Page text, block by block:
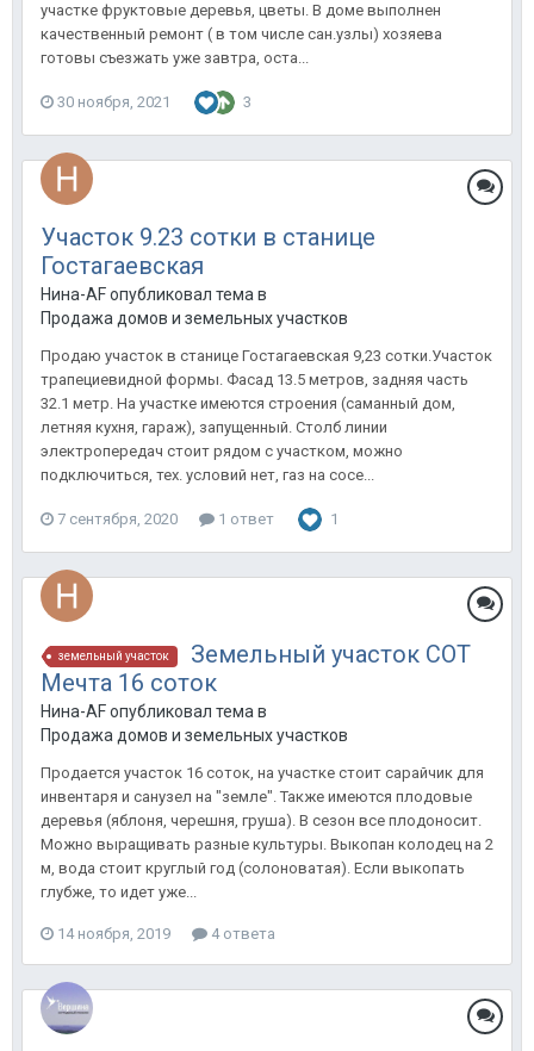
участке фруктовые деревья, цветы. В доме выполнен
качественный ремонт ( в том числе сан.узлы) хозяева
готовы съезжать уже завтра, оста...
30 ноября, 2021 3
Участок 9.23 сотки в станице
Гостагаевская
Нина-AF опубликовал тема в
Продажа домов и земельных участков
Продаю участок в станице Гостагаевская 9,23 сотки.Участок
трапециевидной формы. Фасад 13.5 метров, задняя часть
32.1 метр. На участке имеются строения (саманный дом,
летняя кухня, гараж), запущенный. Столб линии
электропередач стоит рядом с участком, можно
подключиться, тех. условий нет, газ на сосе...
7 сентября, 2020 1 ответ 1
земельный участок
Земельный участок СОТ
Мечта 16 соток
Нина-AF опубликовал тема в
Продажа домов и земельных участков
Продается участок 16 соток, на участке стоит сарайчик для
инвентаря и санузел на "земле". Также имеются плодовые
деревья (яблоня, черешня, груша). В сезон все плодоносит.
Можно выращивать разные культуры. Выкопан колодец на 2
м, вода стоит круглый год (солоноватая). Если выкопать
глубже, то идет уже...
14 ноября, 2019 4 ответа